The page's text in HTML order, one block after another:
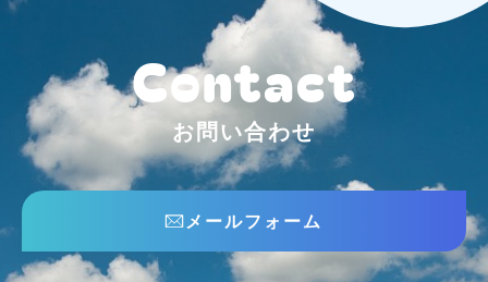
Contact
お問い合わせ
メールフォーム